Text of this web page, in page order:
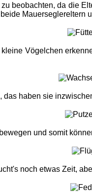
beobachten, da die
Vögelchen
haben sie
und somit
noch etwas Zeit,